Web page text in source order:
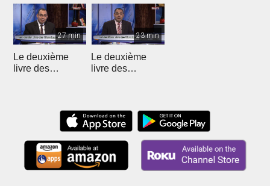
27 min
Le deuxième
livre des
23 min
Le deuxième
livre des